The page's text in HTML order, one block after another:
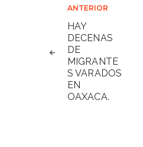
Navegación
de
entradas
ANTERIOR
HAY
DECENAS
DE
MIGRANTE
S VARADOS
EN
OAXACA.